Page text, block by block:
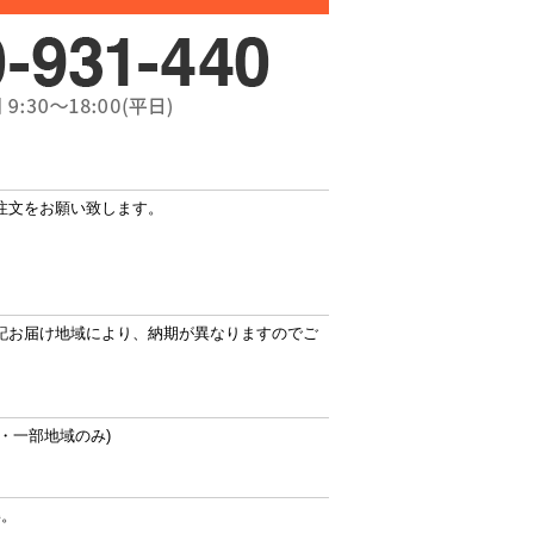
をお願い致します。
届け地域により、納期が異なりますのでご
一部地域のみ)